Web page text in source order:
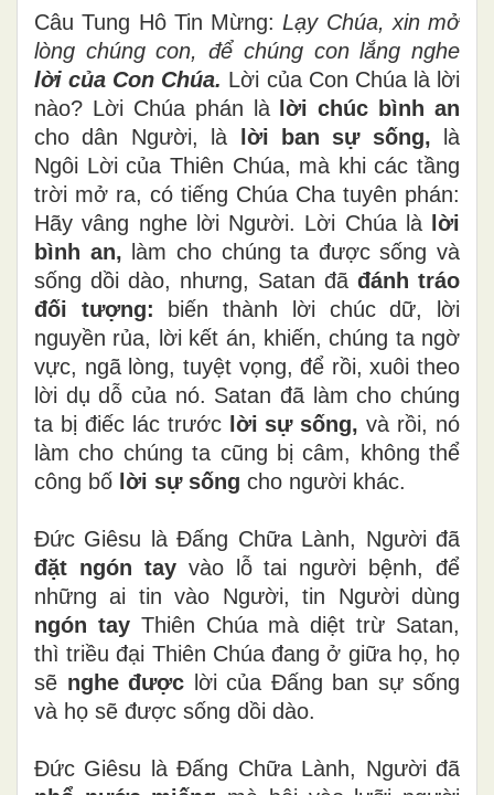
Câu Tung Hô Tin Mừng: Lạy Chúa, xin mở
lòng chúng con, để chúng con lắng nghe
lời của Con Chúa. Lời của Con Chúa là lời
nào? Lời Chúa phán là lời chúc bình an
cho dân Người, là lời ban sự sống, là
Ngôi Lời của Thiên Chúa, mà khi các tầng
trời mở ra, có tiếng Chúa Cha tuyên phán:
Hãy vâng nghe lời Người. Lời Chúa là lời
bình an, làm cho chúng ta được sống và
sống dồi dào, nhưng, Satan đã đánh tráo
đối tượng: biến thành lời chúc dữ, lời
nguyền rủa, lời kết án, khiến, chúng ta ngờ
vực, ngã lòng, tuyệt vọng, để rồi, xuôi theo
lời dụ dỗ của nó. Satan đã làm cho chúng
ta bị điếc lác trước lời sự sống, và rồi, nó
làm cho chúng ta cũng bị câm, không thể
công bố lời sự sống cho người khác.
Đức Giêsu là Đấng Chữa Lành, Người đã
đặt ngón tayvào lỗ tai người bệnh, để
những ai tin vào Người, tin Người dùng
ngón tayThiên Chúa mà diệt trừ Satan,
thì triều đại Thiên Chúa đang ở giữa họ, họ
sẽ nghe được lời của Đấng ban sự sống
và họ sẽ được sống dồi dào.
Đức Giêsu là Đấng Chữa Lành, Người đã